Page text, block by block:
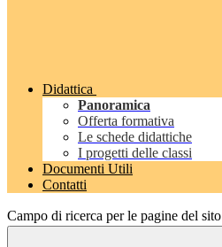
Didattica
Panoramica
Offerta formativa
Le schede didattiche
I progetti delle classi
Documenti Utili
Contatti
Campo di ricerca per le pagine del sito